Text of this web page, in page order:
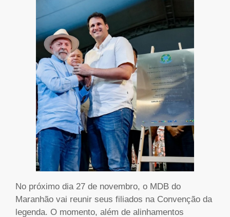
No próximo dia 27 de novembro, o MDB do
Maranhão vai reunir seus filiados na Convenção da
legenda. O momento, além de alinhamentos